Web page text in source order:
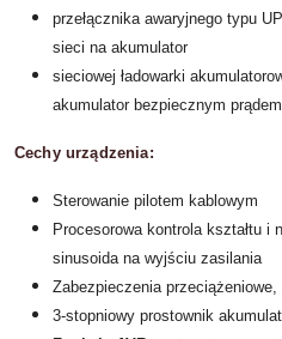
przełącznika awaryjnego typu
sieci na akumulator
sieciowej ładowarki
akumulator bezpiecznym prądem
Cechy urządzenia:
Sterowanie pilotem kablowym
Procesorowa kontrola kształtu
sinusoida na wyjściu zasilania
Zabezpieczenia
3-stopniowy prostownik